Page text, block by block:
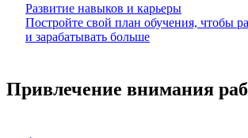
Развитие навыков и карьеры
Постройте свой план обучения, чтобы
и зарабатывать больше
Привлечение внимания